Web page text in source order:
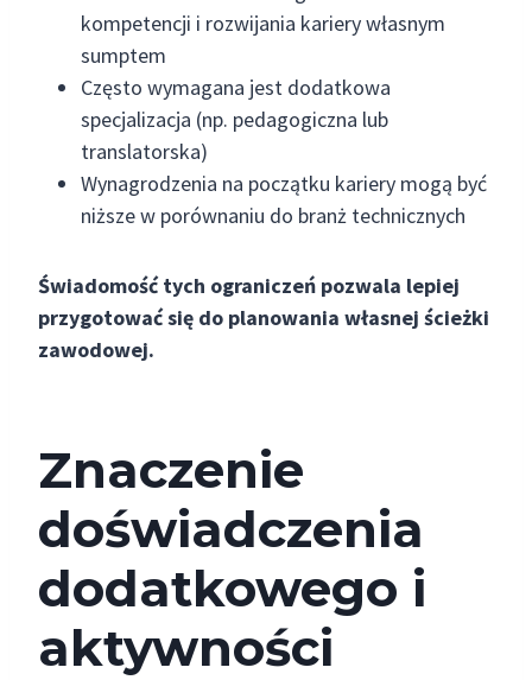
kompetencji i rozwijania kariery własnym
sumptem
Często wymagana jest dodatkowa
specjalizacja (np. pedagogiczna lub
translatorska)
Wynagrodzenia na początku kariery mogą być
niższe w porównaniu do branż technicznych
Świadomość tych ograniczeń pozwala lepiej
przygotować się do planowania własnej ścieżki
zawodowej.
Znaczenie
doświadczenia
dodatkowego i
aktywności